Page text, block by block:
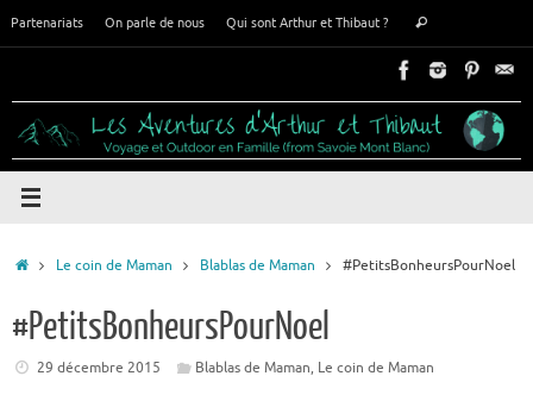
Partenariats On parle de nous Qui sont Arthur et Thibaut ?
:
Rechercher
AccueilLe coin de Maman Blablas de Maman #PetitsBonheursPourNoel
#PetitsBonheursPourNoel
29 décembre 2015 Blablas de Maman, Le coin de Maman